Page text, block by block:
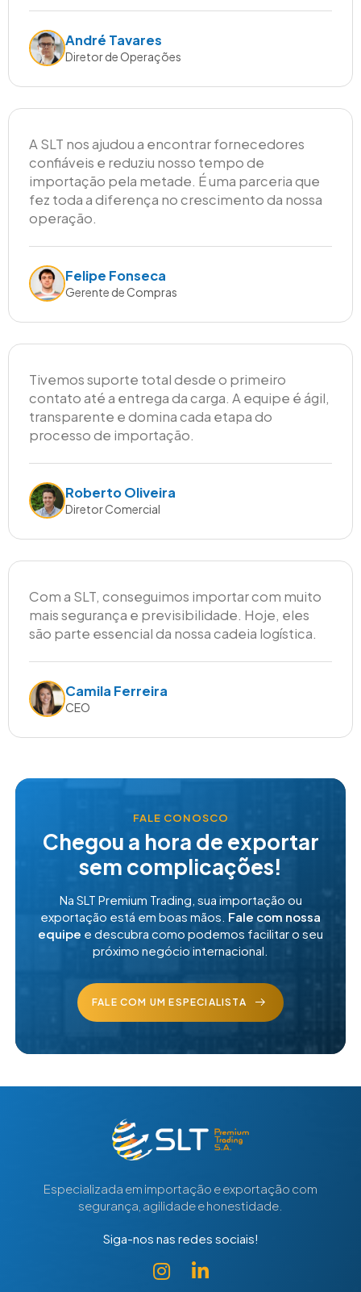
André Tavares
Diretor de Operações
A SLT nos ajudou a encontrar fornecedores
confiáveis e reduziu nosso tempo de
importação pela metade. É uma parceria que
fez toda a diferença no crescimento da nossa
operação.
Felipe Fonseca
Gerente de Compras
Tivemos suporte total desde o primeiro
contato até a entrega da carga. A equipe é ágil,
transparente e domina cada etapa do
processo de importação.
Roberto Oliveira
Diretor Comercial
Com a SLT, conseguimos importar com muito
mais segurança e previsibilidade. Hoje, eles
são parte essencial da nossa cadeia logística.
Camila Ferreira
CEO
FALE CONOSCO
Chegou a hora de exportar
sem complicações!
Na SLT Premium Trading, sua importação ou
exportação está em boas mãos. Fale com nossa
equipe e descubra como podemos facilitar o seu
próximo negócio internacional.
FALE COM UM ESPECIALISTA
Especializada em importação e exportação com
segurança, agilidade e honestidade.
Siga-nos nas redes sociais!